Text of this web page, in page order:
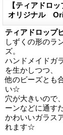
【ティアドロ
オリジナル
ティアドロップ
しずくの形のラ
ズ。
ハンドメイドガ
を生かしつつ、
他のビーズとも
い☆
穴が大きいので
ーンなどに通す
かわいいガラス
れます☆